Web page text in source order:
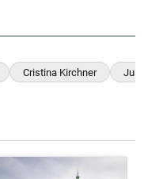
Cristina Kirchner
"Las reservas del Banco
artículo de tendencia